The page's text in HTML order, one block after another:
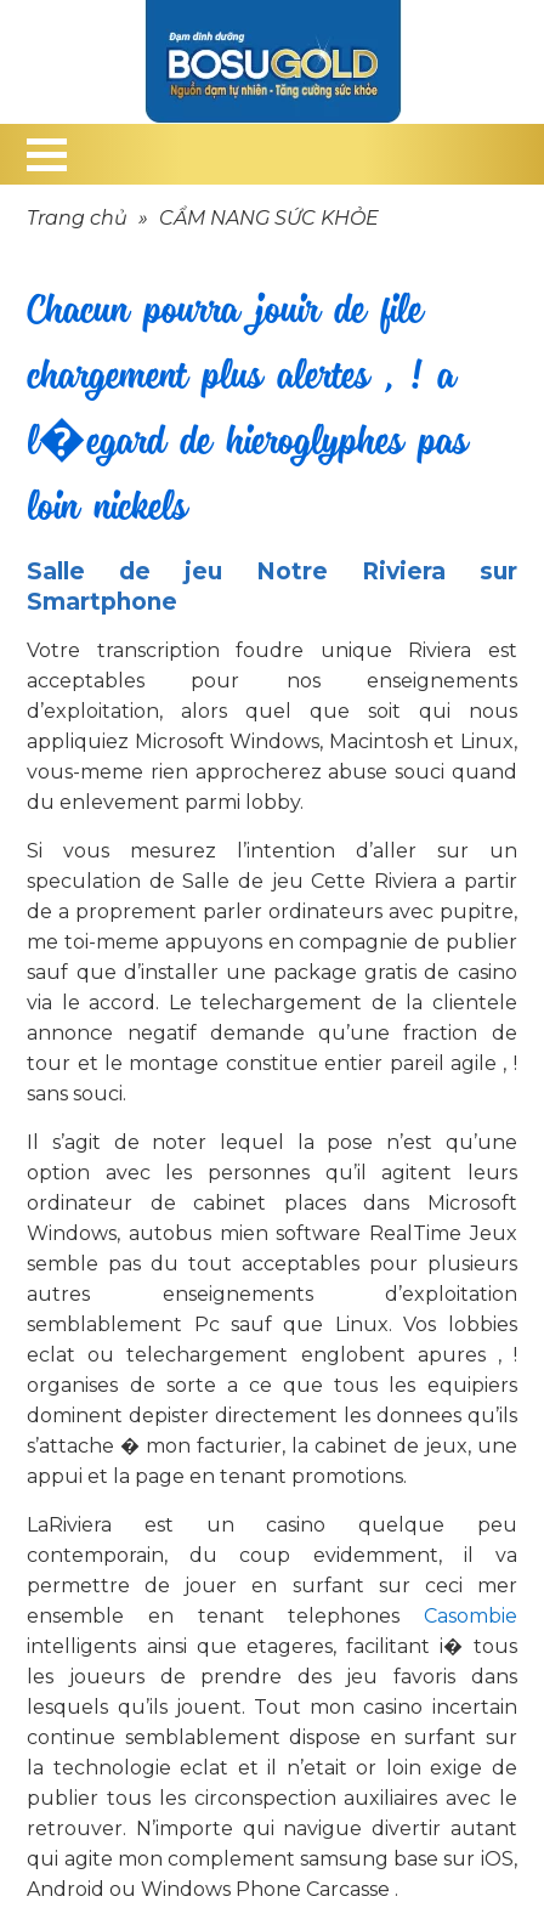
Trang chủ » CẨM NANG SỨC KHỎE
Chacun pourra jouir de file
chargement plus alertes , ! a
l�egard de hieroglyphes pas
loin nickels
Salle de jeu Notre Riviera sur
Smartphone
Votre transcription foudre unique Riviera est
acceptables pour nos enseignements
d’exploitation, alors quel que soit qui nous
appliquiez Microsoft Windows, Macintosh et Linux,
vous-meme rien approcherez abuse souci quand
du enlevement parmi lobby.
Si vous mesurez l’intention d’aller sur un
speculation de Salle de jeu Cette Riviera a partir
de a proprement parler ordinateurs avec pupitre,
me toi-meme appuyons en compagnie de publier
sauf que d’installer une package gratis de casino
via le accord. Le telechargement de la clientele
annonce negatif demande qu’une fraction de
tour et le montage constitue entier pareil agile , !
sans souci.
Il s’agit de noter lequel la pose n’est qu’une
option avec les personnes qu’il agitent leurs
ordinateur de cabinet places dans Microsoft
Windows, autobus mien software RealTime Jeux
semble pas du tout acceptables pour plusieurs
autres enseignements d’exploitation
semblablement Pc sauf que Linux. Vos lobbies
eclat ou telechargement englobent apures , !
organises de sorte a ce que tous les equipiers
dominent depister directement les donnees qu’ils
s’attache � mon facturier, la cabinet de jeux, une
appui et la page en tenant promotions.
LaRiviera est un casino quelque peu
contemporain, du coup evidemment, il va
permettre de jouer en surfant sur ceci mer
ensemble en tenant telephones Casombie
intelligents ainsi que etageres, facilitant i� tous
les joueurs de prendre des jeu favoris dans
lesquels qu’ils jouent. Tout mon casino incertain
continue semblablement dispose en surfant sur
la technologie eclat et il n’etait or loin exige de
publier tous les circonspection auxiliaires avec le
retrouver. N’importe qui navigue divertir autant
qui agite mon complement samsung base sur iOS,
Android ou Windows Phone Carcasse .